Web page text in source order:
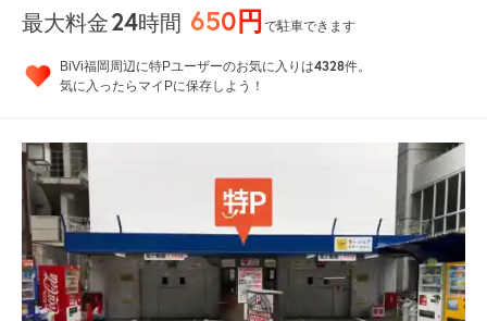
最大料金24時間 650円で駐車できます
BiVi福岡周辺に特Pユーザーのお気に入りは4328件。
気に入ったらマイPに保存しよう！